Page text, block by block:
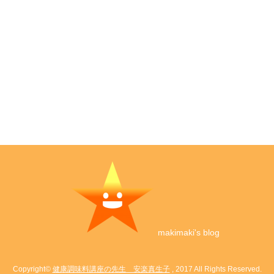
makimaki's blog
Copyright© 健康調味料講座の先生 安楽真生子, 2017 All Rights Reserved.